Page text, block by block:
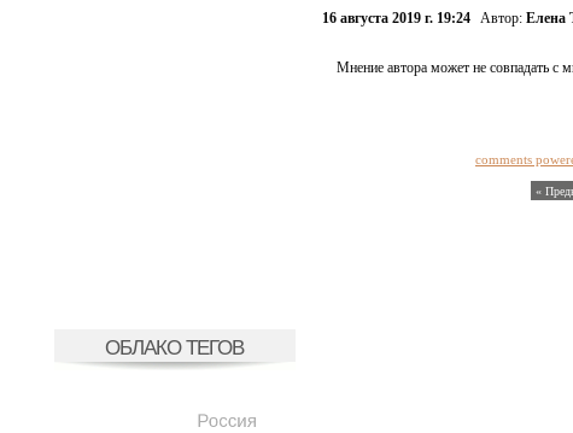
ОБЛАКО ТЕГОВ
16 августа 2019 г. 19:24 Автор: Елена
Мнение автора может не совпадать с
comments
«